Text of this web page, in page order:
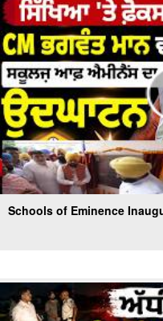
Schools of Eminence